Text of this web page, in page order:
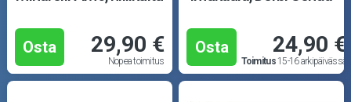
Osta 29,90 €
Nopea toimitus
Osta 24,90 €
Toimitus15-16 arkipäivässä